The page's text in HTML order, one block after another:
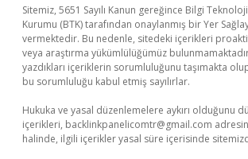
Sitemiz, 5651 Sayılı Kanun gereğince Bilgi
Kurumu (BTK) tarafından onaylanmış bir Yer
vermektedir. Bu nedenle, sitedeki içerikleri
veya araştırma yükümlülüğümüz
yazdıkları içeriklerin sorumluluğunu taşımakta
bu sorumluluğu kabul etmiş sayılırlar.
Hukuka ve yasal düzenlemelere aykırı olduğunu
içerikleri, backlinkpanelicomtr@gmail.com
halinde, ilgili içerikler yasal süre içerisinde